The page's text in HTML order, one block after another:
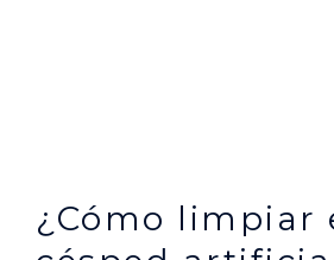
¿Cómo limpiar